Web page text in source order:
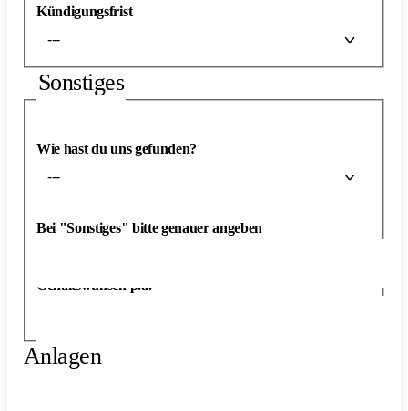
Kündigungsfrist
---
Sonstiges
Wie hast du uns gefunden?
---
Bei "Sonstiges" bitte genauer angeben
Gehaltswunsch p.a.
Anlagen